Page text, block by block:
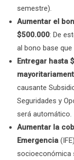
semestre).
Aumentar el
$500.000: De
al bono base
Entregar hasta
causante
Seguridades y
será automático.
Aumentar la
Emergencia
socioeconómica